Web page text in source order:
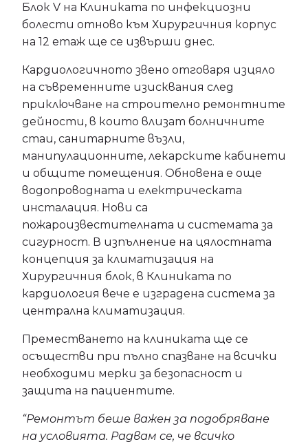
Блок V на Клиниката по инфекциозни
болести отново към Хирургичния корпус
на 12 етаж ще се извърши днес.
Кардиологичното звено отговаря изцяло
на съвременните изисквания след
приключване на строително ремонтните
дейности, в които влизат болничните
стаи, санитарните възли,
манипулационните, лекарските кабинети
и общите помещения. Обновена е още
водопроводната и електрическата
инсталация. Нови са
пожароизвестителната и системата за
сигурност. В изпълнение на цялостната
концепция за климатизация на
Хирургичния блок, в Клиниката по
кардиология вече е изградена система за
централна климатизация.
Преместването на клиниката ще се
осъществи при пълно спазване на всички
необходими мерки за безопасност и
защита на пациентите.
“Ремонтът беше важен за подобряване
на условията. Радвам се, че всичко